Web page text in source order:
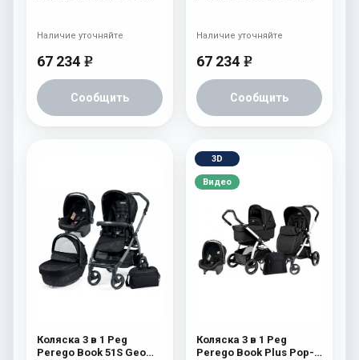
67 234 e
Сообщить
Наличие уточняйте
67 234 e
Сообщить
Наличие уточняйте
Коляска 3 в 1 Peg
Perego Book 51S Geo
3D
Видео
Коляска 3 в 1 Peg
Perego Book Plus Pop-